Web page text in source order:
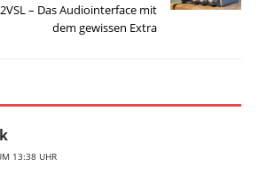
– Das Audiointerface mit
dem gewissen Extra
13:38 UHR